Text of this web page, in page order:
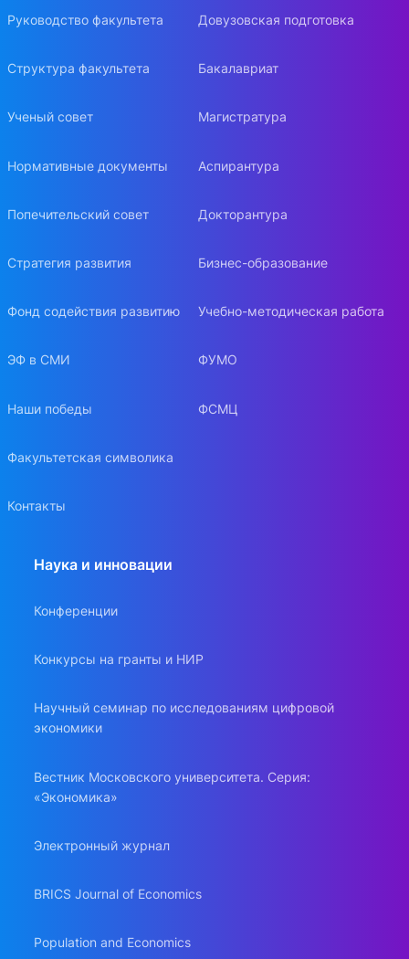
Руководство факультета
Структура факультета
Ученый совет
Нормативные документы
Попечительский совет
Стратегия развития
Фонд содействия развитию
ЭФ в СМИ
Наши победы
Факультетская символика
Контакты
Довузовская подготовка
Бакалавриат
Магистратура
Аспирантура
Докторантура
Бизнес-образование
Учебно-методическая работа
ФУМО
ФСМЦ
Наука и инновации
Конференции
Конкурсы на гранты и НИР
Научный семинар по исследованиям цифровой
экономики
Вестник Московского университета. Серия:
«Экономика»
Электронный журнал
BRICS Journal of Economics
Population and Economics